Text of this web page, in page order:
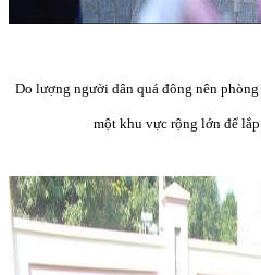
Do lượng người dân quá đông nên
một khu vực rộng lớn để